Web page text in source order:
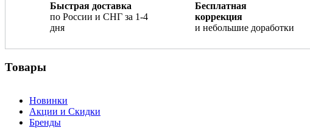
Быстрая доставка
по России и СНГ за 1-4
дня
Бесплатная
коррекция
и небольшие доработки
Товары
Новинки
Акции и Скидки
Бренды